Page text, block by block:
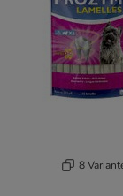
8